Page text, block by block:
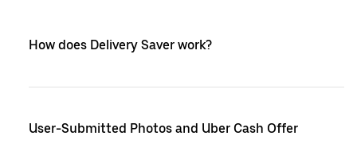
How does Delivery Saver work?
User-Submitted Photos and Uber Cash Offer